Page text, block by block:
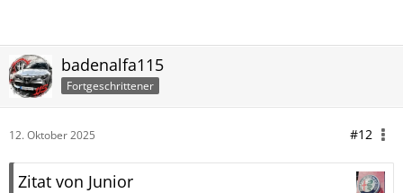
badenalfa115
Fortgeschrittener
12. Oktober 2025 #12
Zitat von Junior